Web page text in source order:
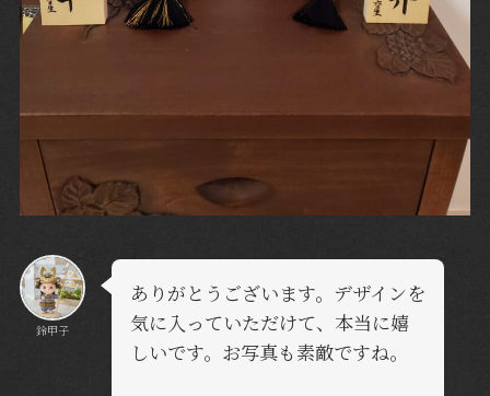
鈴甲子
ありがとうございます。デザインを
気に入っていただけて、本当に嬉
しいです。お写真も素敵ですね。